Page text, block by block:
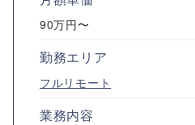
90万円〜
勤務エリア
フルリモート
業務内容